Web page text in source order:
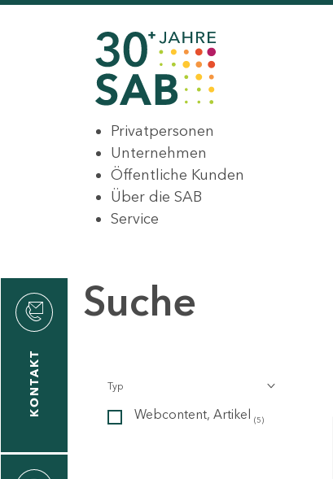
Privatpersonen
Unternehmen
Öffentliche Kunden
Über die SAB
Service
KONTAKT
Suche
Typ
Webcontent, Artikel (5)